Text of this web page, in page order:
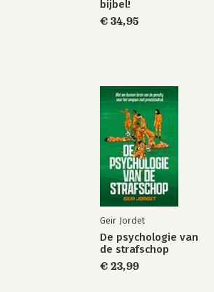
bijbel!
€ 34,95
Geir Jordet
De psychologie van
de strafschop
€ 23,99